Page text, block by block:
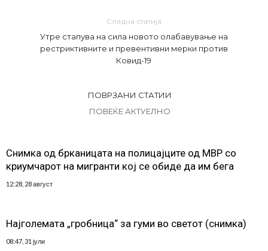
Следна статија
Утре стапува на сила новото олабавување на
рестриктивните и превентивни мерки против
Ковид-19
ПОВРЗАНИ СТАТИИ
ПОВЕЌЕ АКТУЕЛНО
Снимка од брканицата на полицајците од МВР со
криумчарот на мигранти кој се обиде да им бега
12:28, 28 август
Најголемата „гробница“ за гуми во светот (снимка)
08:47, 31 јули